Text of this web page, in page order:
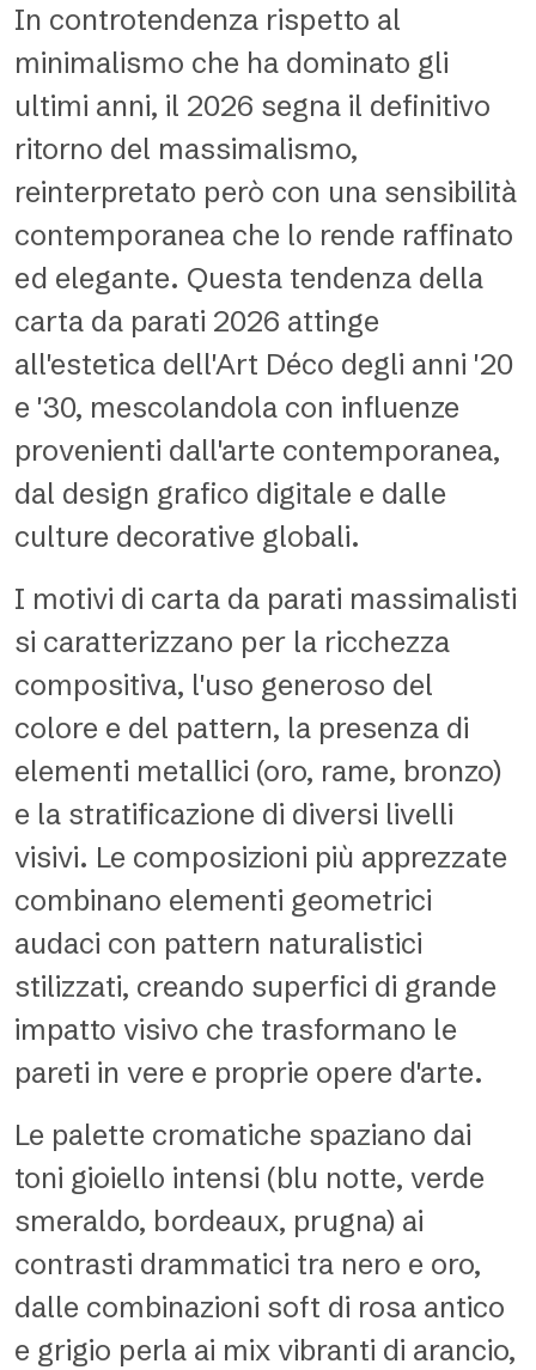
In controtendenza rispetto al
minimalismo che ha dominato gli
ultimi anni, il 2026 segna il definitivo
ritorno del massimalismo,
reinterpretato però con una sensibilità
contemporanea che lo rende raffinato
ed elegante. Questa tendenza della
carta da parati 2026 attinge
all'estetica dell'Art Déco degli anni '20
e '30, mescolandola con influenze
provenienti dall'arte contemporanea,
dal design grafico digitale e dalle
culture decorative globali.
I motivi di carta da parati massimalisti
si caratterizzano per la ricchezza
compositiva, l'uso generoso del
colore e del pattern, la presenza di
elementi metallici (oro, rame, bronzo)
e la stratificazione di diversi livelli
visivi. Le composizioni più apprezzate
combinano elementi geometrici
audaci con pattern naturalistici
stilizzati, creando superfici di grande
impatto visivo che trasformano le
pareti in vere e proprie opere d'arte.
Le palette cromatiche spaziano dai
toni gioiello intensi (blu notte, verde
smeraldo, bordeaux, prugna) ai
contrasti drammatici tra nero e oro,
dalle combinazioni soft di rosa antico
e grigio perla ai mix vibranti di arancio,